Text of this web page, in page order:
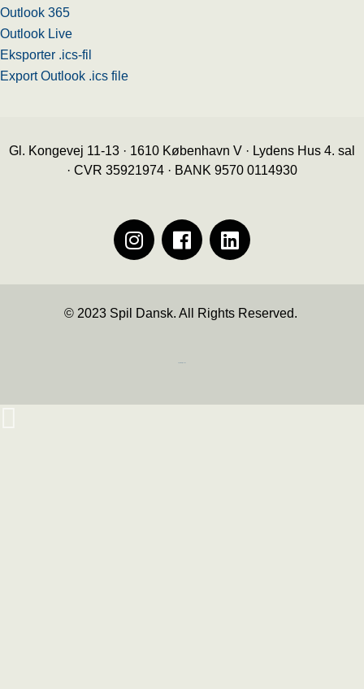
Outlook 365
Outlook Live
Eksporter .ics-fil
Export Outlook .ics file
Gl. Kongevej 11-13 · 1610 København V · Lydens Hus 4. sal
· CVR 35921974 · BANK 9570 0114930
© 2023 Spil Dansk. All Rights Reserved.